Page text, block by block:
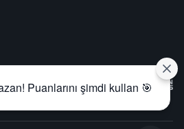
Puanlarını şimdi kullan 🎯